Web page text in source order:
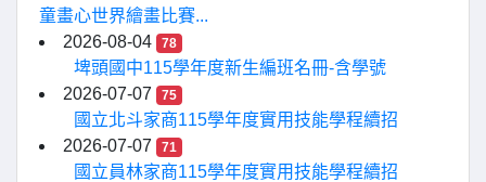
童畫心世界繪畫比賽...
2026-08-04
78
埤頭國中115學年度新生編班名冊-含學號
2026-07-07
75
國立北斗家商115學年度實用技能學程續招
2026-07-07
71
國立員林家商115學年度實用技能學程續招